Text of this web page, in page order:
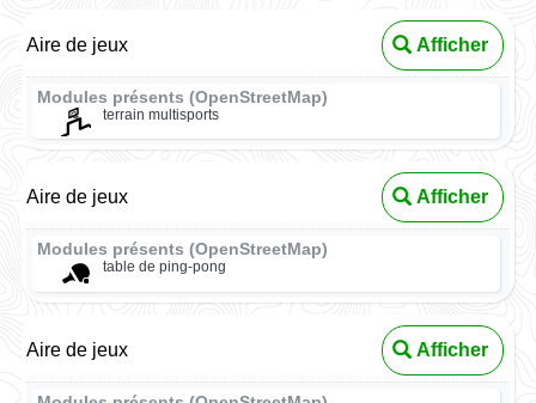
Aire de jeux Afficher
Modules présents (OpenStreetMap)
terrain multisports
Aire de jeux Afficher
Modules présents (OpenStreetMap)
table de ping-pong
Aire de jeux Afficher